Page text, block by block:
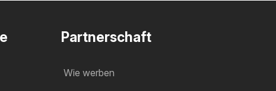
Partnerschaft
Wie werben